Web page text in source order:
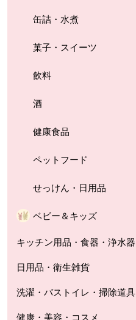
缶詰・水煮
菓子・スイーツ
飲料
酒
健康食品
ペットフード
せっけん・日用品
ベビー＆キッズ
キッチン用品・食器・浄水器
日用品・衛生雑貨
洗濯・バストイレ・掃除道具
健康・美容・コスメ